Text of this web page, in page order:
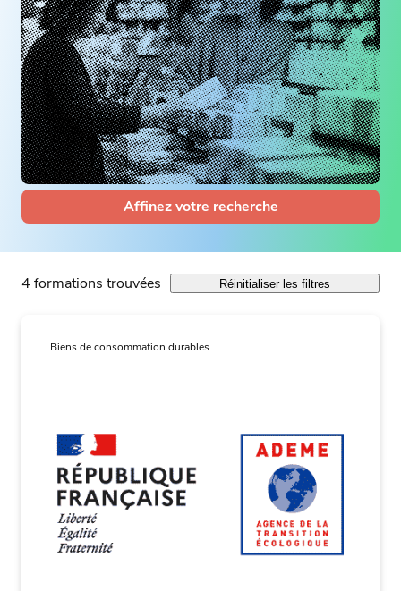
Affinez votre recherche
4 formations trouvées Réinitialiser les filtres
Biens de consommation durables